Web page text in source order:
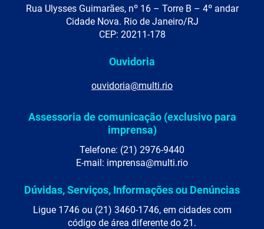
Rua Ulysses Guimarães, nº 16 – Torre B – 4º andar
Cidade Nova. Rio de Janeiro/RJ
CEP: 20211-178
Ouvidoria
ouvidoria@multi.rio
Assessoria de comunicação (exclusivo para
imprensa)
Telefone: (21) 2976-9440
E-mail: imprensa@multi.rio
Dúvidas, Serviços, Informações ou Denúncias
Ligue 1746 ou (21) 3460-1746, em cidades com
código de área diferente do 21.